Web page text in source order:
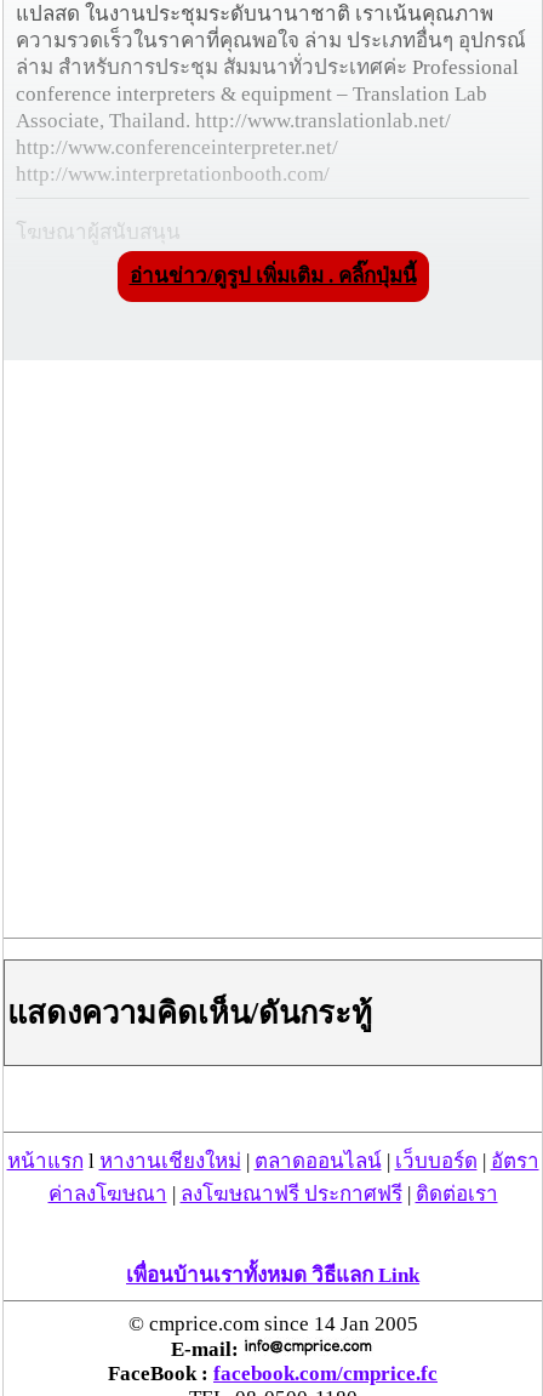
แปลสด ในงานประชุมระดับนานาชาติ เราเน้นคุณภาพ
ความรวดเร็วในราคาที่คุณพอใจ ล่าม ประเภทอื่นๆ อุปกรณ์
ล่าม สำหรับการประชุม สัมมนาทั่วประเทศค่ะ Professional
conference interpreters & equipment – Translation Lab
Associate, Thailand. http://www.translationlab.net/
http://www.conferenceinterpreter.net/
http://www.interpretationbooth.com/
โฆษณาผู้สนับสนุน
ชื่นชม ตำรวจแม่ทาลำพูน ช่วยสาวลำพูนเหยื่อมิจฯ
ประสาน สตช.สายด่วน 1441 อายัดบัญชี-ตามเงินได้
บ้านแจ้งพบถุงพลาสติกพันเทปสีดำต้องสงสัยในสวน
ลำไย
ปกครองเฝ้าระวังบุตรหลาน
“ลาว” ส่ง “24 คนไทย” กลับประเทศผ่านด่าน
เชียงของ เพื่อดำเนินการตามกฎหมาย พบส่วนใหญ่มี
อ่านข่าว/ดูรูป เพิ่มเติม . คลิ๊กปุ่มนี้
แสดงความคิดเห็น/ดันกระทู้
หน้าแรก l หางานเชียงใหม่ | ตลาดออนไลน์| เว็บบอร์ด | อัตรา
ค่าลงโฆษณา | ลงโฆษณาฟรี ประกาศฟรี| ติดต่อเรา
เพื่อนบ้านเราทั้งหมด วิธีแลก Link
© cmprice.com since 14 Jan 2005
E-mail:
FaceBook : facebook.com/cmprice.fc